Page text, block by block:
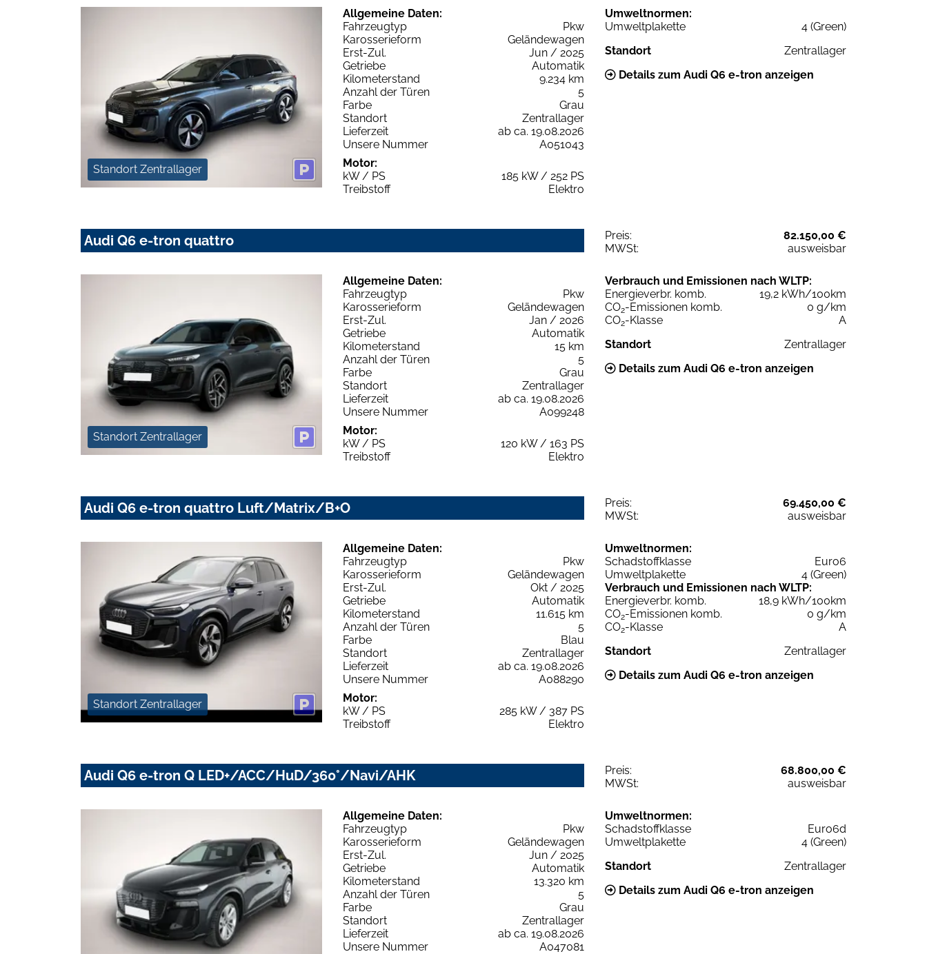
Standort Zentrallager
Allgemeine Daten:
Fahrzeugtyp
Pkw
Karosserieform
Geländewagen
Erst-Zul.
Jun / 2025
Getriebe
Automatik
Kilometerstand
9.234 km
Anzahl der Türen
5
Farbe
Grau
Standort
Zentrallager
Lieferzeit
ab ca. 19.08.2026
Unsere Nummer
A051043
Motor:
kW / PS
185 kW / 252 PS
Treibstoff
Elektro
Umweltnormen:
Umweltplakette
4 (Green)
Standort
Zentrallager
Details zum Audi Q6 e-tron anzeigen
Audi Q6 e-tron quattro Preis:
82.150,00 €
MWSt:
ausweisbar
Standort Zentrallager
Allgemeine Daten:
Fahrzeugtyp
Pkw
Karosserieform
Geländewagen
Erst-Zul.
Jan / 2026
Getriebe
Automatik
Kilometerstand
15 km
Anzahl der Türen
5
Farbe
Grau
Standort
Zentrallager
Lieferzeit
ab ca. 19.08.2026
Unsere Nummer
A099248
Motor:
kW / PS
120 kW / 163 PS
Treibstoff
Elektro
Verbrauch und Emissionen nach WLTP:
Energieverbr. komb.
19,2 kWh/100km
CO2-Emissionen komb.
0 g/km
CO2-Klasse
A
Standort
Zentrallager
Details zum Audi Q6 e-tron anzeigen
Audi Q6 e-tron quattro Luft/Matrix/B+O Preis:
69.450,00 €
MWSt:
ausweisbar
Standort Zentrallager
Allgemeine Daten:
Fahrzeugtyp
Pkw
Karosserieform
Geländewagen
Erst-Zul.
Okt / 2025
Getriebe
Automatik
Kilometerstand
11.615 km
Anzahl der Türen
5
Farbe
Blau
Standort
Zentrallager
Lieferzeit
ab ca. 19.08.2026
Unsere Nummer
A088290
Motor:
kW / PS
285 kW / 387 PS
Treibstoff
Elektro
Umweltnormen:
Schadstoffklasse
Euro6
Umweltplakette
4 (Green)
Verbrauch und Emissionen nach WLTP:
Energieverbr. komb.
18,9 kWh/100km
CO2-Emissionen komb.
0 g/km
CO2-Klasse
A
Standort
Zentrallager
Details zum Audi Q6 e-tron anzeigen
Audi Q6 e-tron Q LED+/ACC/HuD/360°/Navi/AHK Preis:
68.800,00 €
MWSt:
ausweisbar
Allgemeine Daten:
Fahrzeugtyp
Pkw
Karosserieform
Geländewagen
Erst-Zul.
Jun / 2025
Getriebe
Automatik
Kilometerstand
13.320 km
Anzahl der Türen
5
Farbe
Grau
Standort
Zentrallager
Lieferzeit
ab ca. 19.08.2026
Unsere Nummer
A047081
Umweltnormen:
Schadstoffklasse
Euro6d
Umweltplakette
4 (Green)
Standort
Zentrallager
Details zum Audi Q6 e-tron anzeigen